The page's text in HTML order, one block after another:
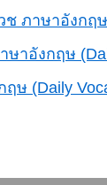
ช ภาษาอังกฤษ
ษ (Daily